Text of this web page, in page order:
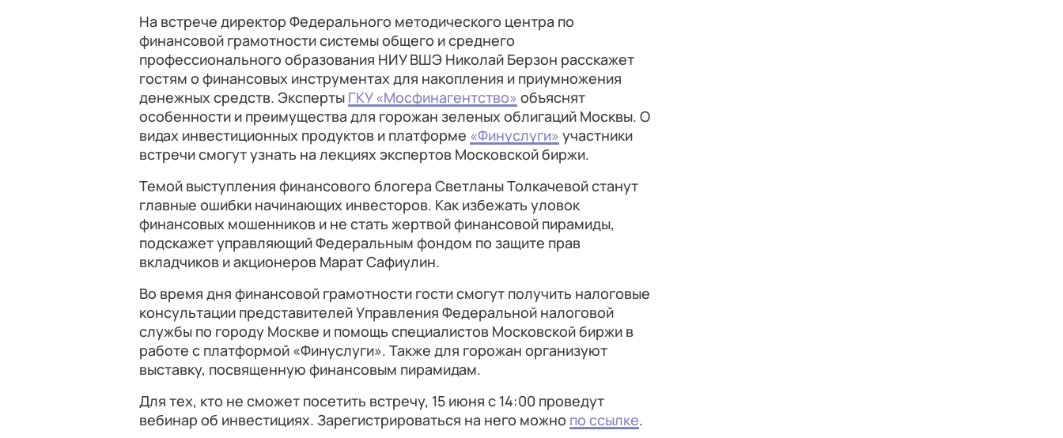
На встрече директор Федерального методического центра по
финансовой грамотности системы общего и среднего
профессионального образования НИУ ВШЭ Николай Берзон расскажет
гостям о финансовых инструментах для накопления и приумножения
денежных средств. Эксперты ГКУ «Мосфинагентство» объяснят
особенности и преимущества для горожан зеленых облигаций Москвы. О
видах инвестиционных продуктов и платформе «Финуслуги» участники
встречи смогут узнать на лекциях экспертов Московской биржи.
Темой выступления финансового блогера Светланы Толкачевой станут
главные ошибки начинающих инвесторов. Как избежать уловок
финансовых мошенников и не стать жертвой финансовой пирамиды,
подскажет управляющий Федеральным фондом по защите прав
вкладчиков и акционеров Марат Сафиулин.
Во время дня финансовой грамотности гости смогут получить налоговые
консультации представителей Управления Федеральной налоговой
службы по городу Москве и помощь специалистов Московской биржи в
работе с платформой «Финуслуги». Также для горожан организуют
выставку, посвященную финансовым пирамидам.
Для тех, кто не сможет посетить встречу, 15 июня с 14:00 проведут
вебинар об инвестициях. Зарегистрироваться на него можно по ссылке.